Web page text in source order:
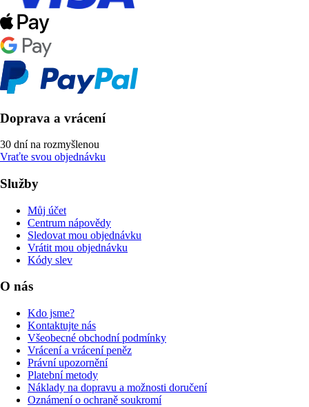
Doprava a vrácení
30 dní na rozmyšlenou
Vraťte svou objednávku
Služby
Můj účet
Centrum nápovědy
Sledovat mou objednávku
Vrátit mou objednávku
Kódy slev
O nás
Kdo jsme?
Kontaktujte nás
Všeobecné obchodní podmínky
Vrácení a vrácení peněz
Právní upozornění
Platební metody
Náklady na dopravu a možnosti doručení
Oznámení o ochraně soukromí